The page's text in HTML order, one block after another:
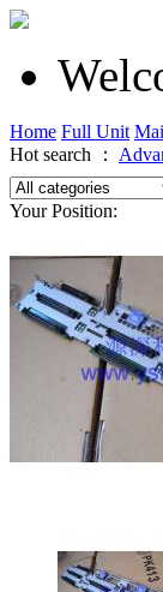
Home Full Unit
Hot search ：
Your Position: